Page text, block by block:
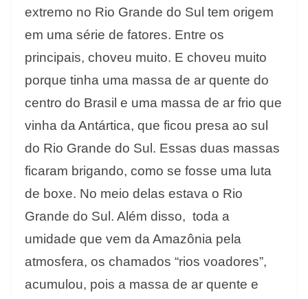
extremo no Rio Grande do Sul tem origem
em uma série de fatores. Entre os
principais, choveu muito. E choveu muito
porque tinha uma massa de ar quente do
centro do Brasil e uma massa de ar frio que
vinha da Antártica, que ficou presa ao sul
do Rio Grande do Sul. Essas duas massas
ficaram brigando, como se fosse uma luta
de boxe. No meio delas estava o Rio
Grande do Sul. Além disso, toda a
umidade que vem da Amazônia pela
atmosfera, os chamados “rios voadores”,
acumulou, pois a massa de ar quente e